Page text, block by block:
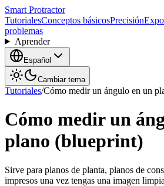
Smart Protractor
TutorialesConceptos básicosPrecisión
problemas
Aprender
Español
Cambiar tema
Tutoriales/Cómo medir un ángulo en un
Cómo medir un
plano (blueprint)
Sirve para planos de planta, planos de
impresos una vez tengas una imagen